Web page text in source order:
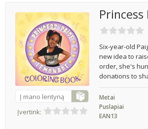
Į mano lentyną
Įvertink:
Six-year-old
new idea to
order, she's
donations to
Metai
Puslapiai
EAN13